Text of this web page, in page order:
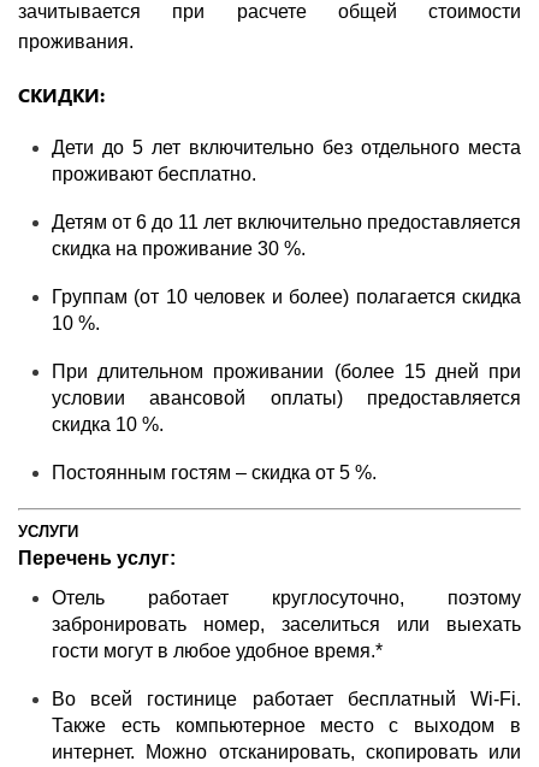
зачитывается при расчете общей стоимости
проживания.
СКИДКИ:
Дети до 5 лет включительно без отдельного места
проживают бесплатно.
Детям от 6 до 11 лет включительно предоставляется
скидка на проживание 30 %.
Группам (от 10 человек и более) полагается скидка
10 %.
При длительном проживании (более 15 дней при
условии авансовой оплаты) предоставляется
скидка 10 %.
Постоянным гостям – скидка от 5 %.
УСЛУГИ
Перечень услуг:
Отель работает круглосуточно, поэтому
забронировать номер, заселиться или выехать
гости могут в любое удобное время.*
Во всей гостинице работает бесплатный Wi-Fi.
Также есть компьютерное место с выходом в
интернет. Можно отсканировать, скопировать или